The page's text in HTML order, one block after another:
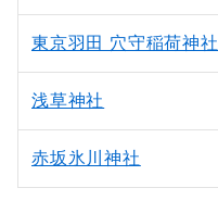
東京羽田 穴守稲荷神社
浅草神社
赤坂氷川神社